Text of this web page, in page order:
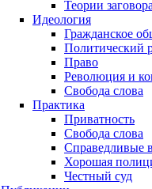
Теории
Идеология
Гражданское
Политический
Право
Революция и
Свобода слова
Практика
Приватность
Свобода слова
Справедливые
Хорошая
Честный суд